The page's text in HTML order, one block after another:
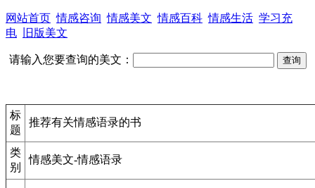
网站首页 情感咨询 情感美文 情感百科 情感生活 学习充
电
旧版美文
请输入您要查询的美文：
标
题
推荐有关情感语录的书
类
别
情感美文-情感语录